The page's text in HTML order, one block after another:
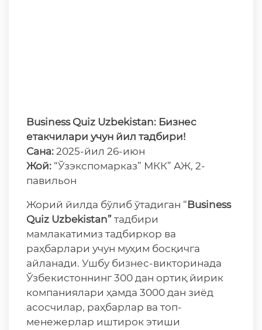
Business Quiz Uzbekistan: Бизнес
етакчилари учун йил тадбири!
Сана: 2025-йил 26-июн
Жой: “Ўзэкспомарказ” МКК” АЖ, 2-
павильон
Жорий йилда бўлиб ўтадиган “Business
Quiz Uzbekistan” тадбири
мамлакатимиз тадбиркор ва
раҳбарлари учун муҳим босқичга
айланади. Ушбу бизнес-викторинада
Ўзбекистоннинг 300 дан ортиқ йирик
компаниялари ҳамда 3000 дан зиёд
асосчилар, раҳбарлар ва топ-
менежерлар иштирок этиши